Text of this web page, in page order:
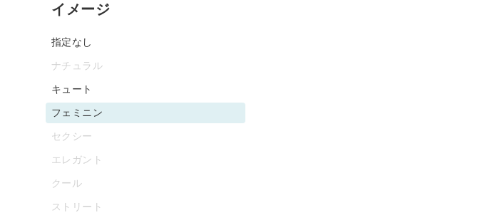
イメージ
指定なし
ナチュラル
キュート
フェミニン
セクシー
エレガント
クール
ストリート